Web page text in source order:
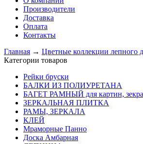
Производители
Доставка
Оплата
Контакты
Главная → Цветные коллекции лепного
Категории товаров
Рейки бруски
БАЛКИ ИЗ ПОЛИУРЕТАНА
БАГЕТ РАМНЫЙ для картин,
ЗЕРКАЛЬНАЯ ПЛИТКА
РАМЫ, ЗЕРКАЛА
КЛЕЙ
Мраморные Панно
Доска Амбарная